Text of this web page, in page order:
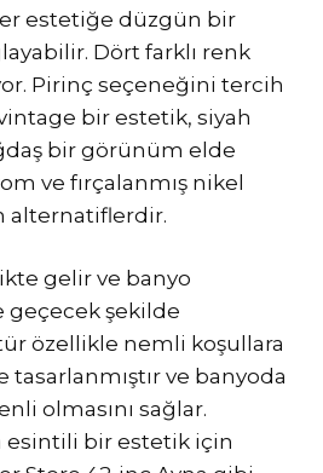
estetiğe düzgün bir
Dört farklı renk
Pirinç seçeneğini tercih
bir estetik, siyah
bir görünüm elde
ve fırçalanmış nikel
alternatiflerdir.
gelir ve banyo
geçecek şekilde
özellikle nemli koşullara
tasarlanmıştır ve banyoda
olmasını sağlar.
esintili bir estetik için